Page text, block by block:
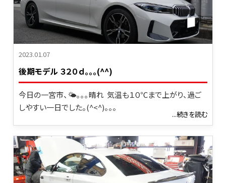
2023.01.07
後期モデル ３２０ｄ。。。(^^)
今日の一宮市、🌤｡｡｡晴れ 気温も１０℃まで上がり、過ご
しやすい一日でした。(^<^)。。。
...続きを読む